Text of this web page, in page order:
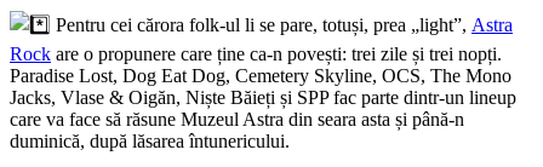
Pentru cei cărora folk-ul li se pare, totuși, prea „light”, Astra
Rock are o propunere care ține ca-n povești: trei zile și trei nopți.
Paradise Lost, Dog Eat Dog, Cemetery Skyline, OCS, The Mono
Jacks, Vlase & Oigăn, Niște Băieți și SPP fac parte dintr-un lineup
care va face să răsune Muzeul Astra din seara asta și până-n
duminică, după lăsarea întunericului.